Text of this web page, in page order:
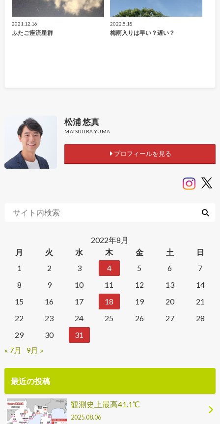
2021.12.16
ふたご座流星群
2022.5.18
梅雨入りは早い？遅い？
松浦 悠真
MATSUURA YUMA
プロフィールを見る
2022年8月
月
火 水 木 金 土
日
1
2 3 4 5 6
7
8
9 10 11 12 13
14
15
16 17 18 19 20
21
22
23 24 25 26 27
28
29
30
31
« 7月
9月 »
最近の投稿
観測史上最高41.1℃
2025.08.06